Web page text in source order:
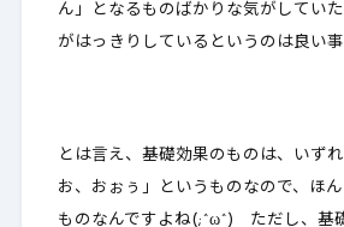
ん」となるものばかりな気がしていた
がはっきりしている というのは良い事
とは言え、基礎効果のものは、いず
お、おぉぅ」というものなので、ほ
ものなんですよね(;^ω^) ただし、基